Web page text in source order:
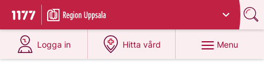
To start page for 1177
Du har valt region
Logga in
at 1177.se
Hitta vård
at 1177.se
Menu